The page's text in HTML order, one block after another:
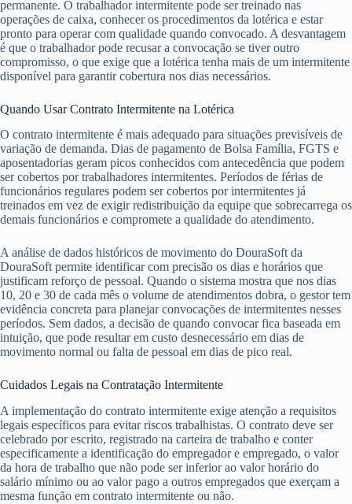
permanente. O trabalhador intermitente pode ser treinado nas
operações de caixa, conhecer os procedimentos da lotérica e estar
pronto para operar com qualidade quando convocado. A desvantagem
é que o trabalhador pode recusar a convocação se tiver outro
compromisso, o que exige que a lotérica tenha mais de um intermitente
disponível para garantir cobertura nos dias necessários.
Quando Usar Contrato Intermitente na Lotérica
O contrato intermitente é mais adequado para situações previsíveis de
variação de demanda. Dias de pagamento de Bolsa Família, FGTS e
aposentadorias geram picos conhecidos com antecedência que podem
ser cobertos por trabalhadores intermitentes. Períodos de férias de
funcionários regulares podem ser cobertos por intermitentes já
treinados em vez de exigir redistribuição da equipe que sobrecarrega os
demais funcionários e compromete a qualidade do atendimento.
A análise de dados históricos de movimento do DouraSoft da
DouraSoft permite identificar com precisão os dias e horários que
justificam reforço de pessoal. Quando o sistema mostra que nos dias
10, 20 e 30 de cada mês o volume de atendimentos dobra, o gestor tem
evidência concreta para planejar convocações de intermitentes nesses
períodos. Sem dados, a decisão de quando convocar fica baseada em
intuição, que pode resultar em custo desnecessário em dias de
movimento normal ou falta de pessoal em dias de pico real.
Cuidados Legais na Contratação Intermitente
A implementação do contrato intermitente exige atenção a requisitos
legais específicos para evitar riscos trabalhistas. O contrato deve ser
celebrado por escrito, registrado na carteira de trabalho e conter
especificamente a identificação do empregador e empregado, o valor
da hora de trabalho que não pode ser inferior ao valor horário do
salário mínimo ou ao valor pago a outros empregados que exerçam a
mesma função em contrato intermitente ou não.